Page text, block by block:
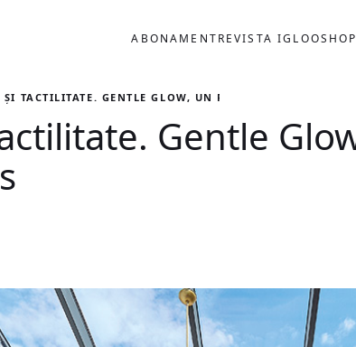
ABONAMENTREVISTA IGLOOSHOP
TACTILITATE. GENTLE GLOW, UN PROIECT DOFINTERIORS
Gentle